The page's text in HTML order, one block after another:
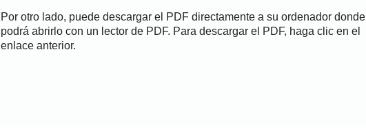
Por otro lado, puede descargar el PDF directamente a su ordenador donde
podrá abrirlo con un lector de PDF. Para descargar el PDF, haga clic en el
enlace anterior.